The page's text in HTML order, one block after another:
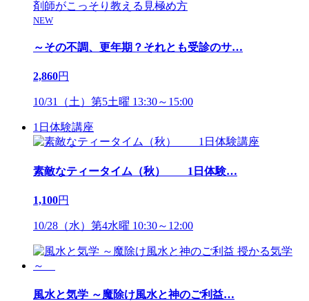
NEW
～その不調、更年期？それとも受診のサ…
2,860円
10/31（土）第5土曜 13:30～15:00
1日体験講座
素敵なティータイム（秋） 1日体験…
1,100円
10/28（水）第4水曜 10:30～12:00
風水と気学 ～魔除け風水と神のご利益…